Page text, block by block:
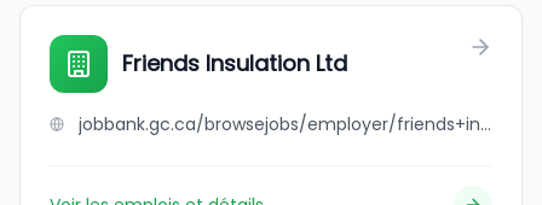
Friends Insulation Ltd
jobbank.gc.ca/browsejobs/employer/friends+insulation+ltd/ca